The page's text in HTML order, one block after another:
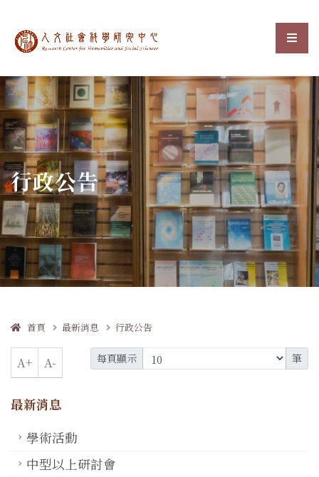
中央研究院人文社會科選
:::
行政公告
首頁 最新消息 行政公告
A+ A- 每頁顯示 筆
最新消息
學術活動
中型以上研討會